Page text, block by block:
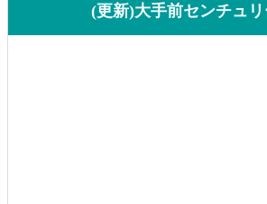
(更新)大手前センチュ